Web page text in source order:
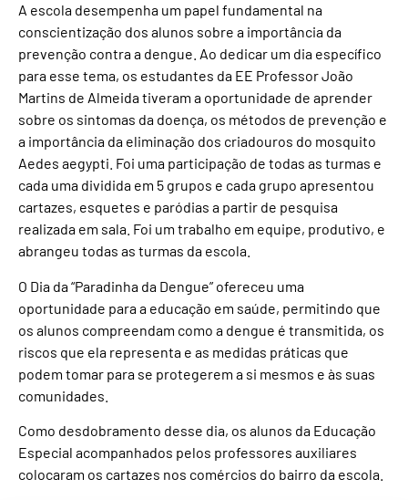
A escola desempenha um papel fundamental na
conscientização dos alunos sobre a importância da
prevenção contra a dengue. Ao dedicar um dia específico
para esse tema, os estudantes da EE Professor João
Martins de Almeida tiveram a oportunidade de aprender
sobre os sintomas da doença, os métodos de prevenção e
a importância da eliminação dos criadouros do mosquito
Aedes aegypti. Foi uma participação de todas as turmas e
cada uma dividida em 5 grupos e cada grupo apresentou
cartazes, esquetes e paródias a partir de pesquisa
realizada em sala. Foi um trabalho em equipe, produtivo, e
abrangeu todas as turmas da escola.
O Dia da “Paradinha da Dengue” ofereceu uma
oportunidade para a educação em saúde, permitindo que
os alunos compreendam como a dengue é transmitida, os
riscos que ela representa e as medidas práticas que
podem tomar para se protegerem a si mesmos e às suas
comunidades.
Como desdobramento desse dia, os alunos da Educação
Especial acompanhados pelos professores auxiliares
colocaram os cartazes nos comércios do bairro da escola.